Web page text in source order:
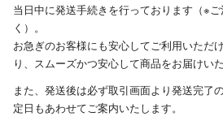
当日中に発送手続きを行っております（※
く）。
お急ぎのお客様にも安心してご利用いただ
り、スムーズかつ安心して商品をお届けいた
また、発送後は必ず取引画面より発送完了
定日もあわせてご案内いたします。